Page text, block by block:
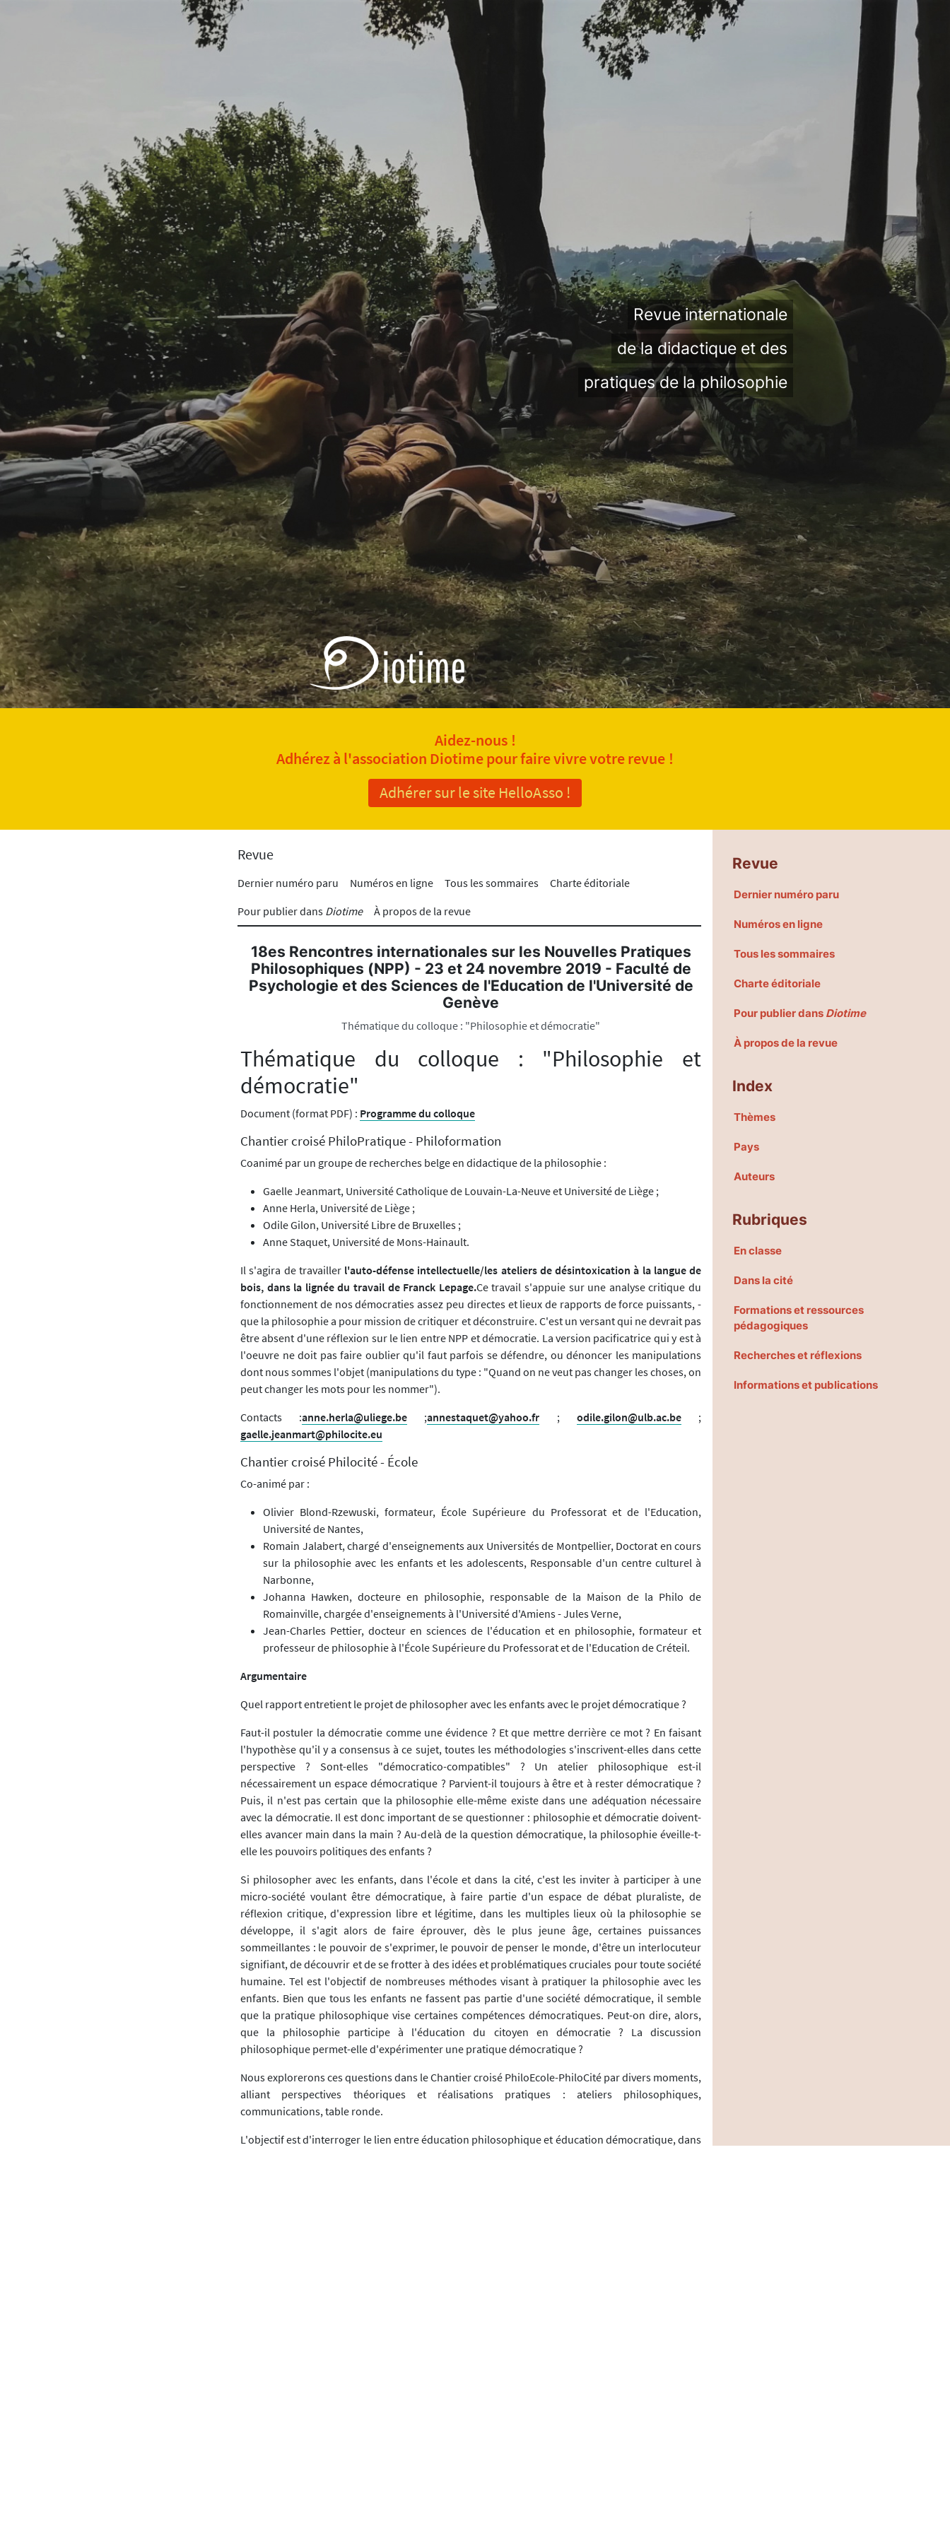
Revue internationale
de la didactique et des
pratiques de la philosophie
Aidez-nous !
Adhérez à l'association Diotime pour faire vivre votre revue !
Adhérer sur le site HelloAsso !
Revue
Dernier numéro paru Numéros en ligne Tous les sommaires
Charte éditoriale
Pour publier dans Diotime À propos de la revue
18es Rencontres internationales sur les Nouvelles Pratiques
Philosophiques (NPP) - 23 et 24 novembre 2019 - Faculté de
Psychologie et des Sciences de l'Education de l'Université de
Genève
Thématique du colloque : "Philosophie et démocratie"
Thématique du colloque : "Philosophie et
démocratie"
Document (format PDF) : Programme du colloque
Chantier croisé PhiloPratique - Philoformation
Coanimé par un groupe de recherches belge en didactique de la philosophie :
Gaelle Jeanmart, Université Catholique de Louvain-La-Neuve et Université de Liège ;
Anne Herla, Université de Liège ;
Odile Gilon, Université Libre de Bruxelles ;
Anne Staquet, Université de Mons-Hainault.
Il s'agira de travailler l'auto-défense intellectuelle/les ateliers de désintoxication à la langue de
bois, dans la lignée du travail de Franck Lepage.Ce travail s'appuie sur une analyse critique du
fonctionnement de nos démocraties assez peu directes et lieux de rapports de force puissants, -
que la philosophie a pour mission de critiquer et déconstruire. C'est un versant qui ne devrait pas
être absent d'une réflexion sur le lien entre NPP et démocratie. La version pacificatrice qui y est à
l'oeuvre ne doit pas faire oublier qu'il faut parfois se défendre, ou dénoncer les manipulations
dont nous sommes l'objet (manipulations du type : "Quand on ne veut pas changer les choses, on
peut changer les mots pour les nommer").
Contacts :anne.herla@uliege.be ;annestaquet@yahoo.fr ; odile.gilon@ulb.ac.be;
gaelle.jeanmart@philocite.eu
Chantier croisé Philocité - École
Co-animé par :
Olivier Blond-Rzewuski, formateur, École Supérieure du Professorat et de l'Education,
Université de Nantes,
Romain Jalabert, chargé d'enseignements aux Universités de Montpellier, Doctorat en cours
sur la philosophie avec les enfants et les adolescents, Responsable d'un centre culturel à
Narbonne,
Johanna Hawken, docteure en philosophie, responsable de la Maison de la Philo de
Romainville, chargée d'enseignements à l'Université d'Amiens - Jules Verne,
Jean-Charles Pettier, docteur en sciences de l'éducation et en philosophie, formateur et
professeur de philosophie à l'École Supérieure du Professorat et de l'Education de Créteil.
Argumentaire
Quel rapport entretient le projet de philosopher avec les enfants avec le projet démocratique ?
Faut-il postuler la démocratie comme une évidence ? Et que mettre derrière ce mot ? En faisant
l'hypothèse qu'il y a consensus à ce sujet, toutes les méthodologies s'inscrivent-elles dans cette
perspective ? Sont-elles "démocratico-compatibles" ? Un atelier philosophique est-il
nécessairement un espace démocratique ? Parvient-il toujours à être et à rester démocratique ?
Puis, il n'est pas certain que la philosophie elle-même existe dans une adéquation nécessaire
avec la démocratie. Il est donc important de se questionner : philosophie et démocratie doivent-
elles avancer main dans la main ? Au-delà de la question démocratique, la philosophie éveille-t-
elle les pouvoirs politiques des enfants ?
Si philosopher avec les enfants, dans l'école et dans la cité, c'est les inviter à participer à une
micro-société voulant être démocratique, à faire partie d'un espace de débat pluraliste, de
réflexion critique, d'expression libre et légitime, dans les multiples lieux où la philosophie se
développe, il s'agit alors de faire éprouver, dès le plus jeune âge, certaines puissances
sommeillantes : le pouvoir de s'exprimer, le pouvoir de penser le monde, d'être un interlocuteur
signifiant, de découvrir et de se frotter à des idées et problématiques cruciales pour toute société
humaine. Tel est l'objectif de nombreuses méthodes visant à pratiquer la philosophie avec les
enfants. Bien que tous les enfants ne fassent pas partie d'une société démocratique, il semble
que la pratique philosophique vise certaines compétences démocratiques. Peut-on dire, alors,
que la philosophie participe à l'éducation du citoyen en démocratie ? La discussion
philosophique permet-elle d'expérimenter une pratique démocratique ?
Nous explorerons ces questions dans le Chantier croisé PhiloEcole-PhiloCité par divers moments,
alliant perspectives théoriques et réalisations pratiques : ateliers philosophiques,
communications, table ronde.
L'objectif est d'interroger le lien entre éducation philosophique et éducation démocratique, dans
Revue
Dernier numéro paru
Numéros en ligne
Tous les sommaires
Charte éditoriale
Pour publier dans Diotime
À propos de la revue
Index
Thèmes
Pays
Auteurs
Rubriques
En classe
Dans la cité
Formations et ressources
pédagogiques
Recherches et réflexions
Informations et publications